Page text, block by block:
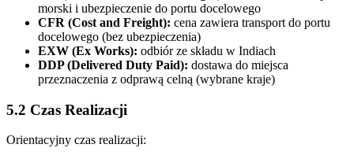
morski i ubezpieczenie do portu docelowego
CFR (Cost and Freight): cena zawiera transport do portu
docelowego (bez ubezpieczenia)
EXW (Ex Works): odbiór ze składu w Indiach
DDP (Delivered Duty Paid): dostawa do miejsca
przeznaczenia z odprawą celną (wybrane kraje)
5.2 Czas Realizacji
Orientacyjny czas realizacji: